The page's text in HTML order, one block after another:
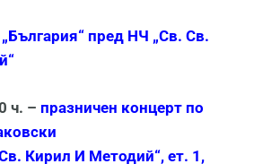
пред НЧ „Св. Св.
ч. – празничен концерт по
Кирил И Методий“, ет. 1,